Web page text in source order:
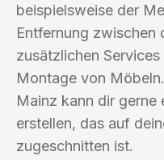
beispielsweise der
Entfernung zwischen
zusätzlichen
Montage von
Mainz kann dir gerne
erstellen, das auf
zugeschnitten ist.